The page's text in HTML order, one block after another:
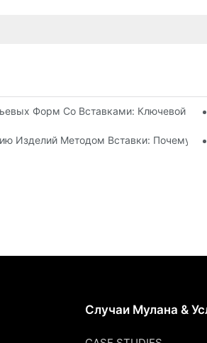
Требованиями К Проектированию
Форм Со Вставками: Ключевой
Изделий Методом Вставки: Почему
Случаи Мулана &